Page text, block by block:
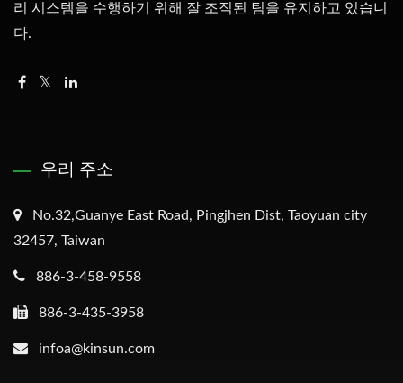
리 시스템을 수행하기 위해 잘 조직된 팀을 유지하고 있습니
다.
우리 주소
No.32,Guanye East Road, Pingjhen Dist, Taoyuan city
32457, Taiwan
886-3-458-9558
886-3-435-3958
infoa@kinsun.com